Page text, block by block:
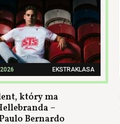
EKSTRAKLASA
który ma
–
Bernardo